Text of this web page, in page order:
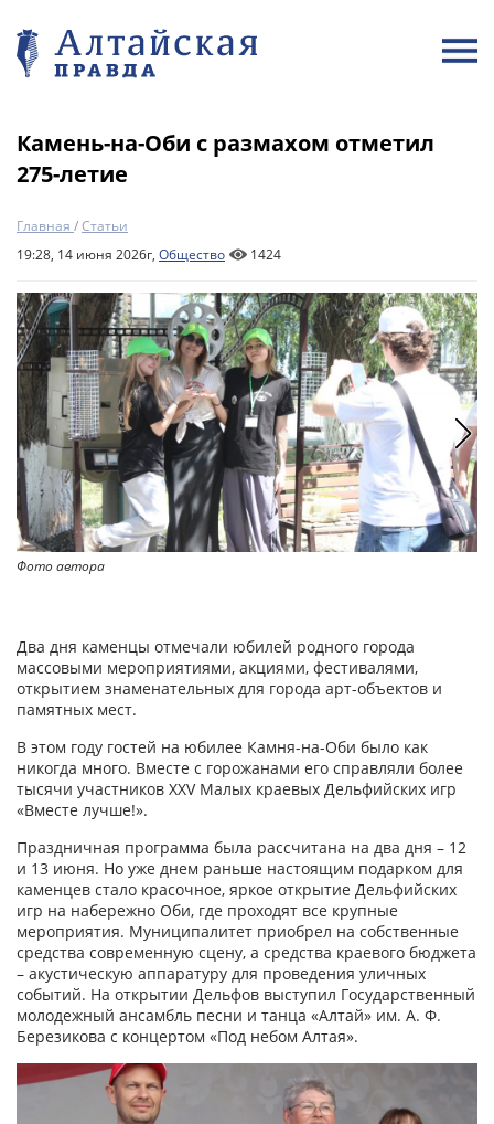
Камень-на-Оби с размахом отметил
275-летие
Главная /Статьи
19:28, 14 июня 2026г, Общество 1424
Фото автора
Два дня каменцы отмечали юбилей родного города
массовыми мероприятиями, акциями, фестивалями,
открытием знаменательных для города арт-объектов и
памятных мест.
В этом году гостей на юбилее Камня-на-Оби было как
никогда много. Вместе с горожанами его справляли более
тысячи участников XXV Малых краевых Дельфийских игр
«Вместе лучше!».
Праздничная программа была рассчитана на два дня – 12
и 13 июня. Но уже днем раньше настоящим подарком для
каменцев стало красочное, яркое открытие Дельфийских
игр на набережно Оби, где проходят все крупные
мероприятия. Муниципалитет приобрел на собственные
средства современную сцену, а средства краевого бюджета
– акустическую аппаратуру для проведения уличных
событий. На открытии Дельфов выступил Государственный
молодежный ансамбль песни и танца «Алтай» им. А. Ф.
Березикова с концертом «Под небом Алтая».